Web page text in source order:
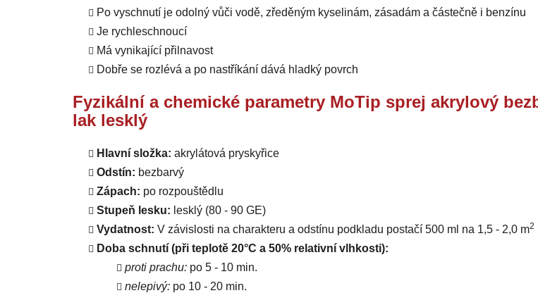
Po vyschnutí je odolný vůči vodě, zředěným kyselinám, zásadám a částečně i benzínu
Je rychleschnoucí
Má vynikající přilnavost
Dobře se rozlévá a po nastříkání dává hladký povrch
Fyzikální a chemické parametry MoTip sprej akrylový
lak lesklý
Hlavní složka: akrylátová pryskyřice
Odstín: bezbarvý
Zápach: po rozpouštědlu
Stupeň lesku: lesklý (80 - 90 GE)
Vydatnost: V závislosti na charakteru a odstínu podkladu postačí 500 ml na 1,5 - 2,0 m2
Doba schnutí (při teplotě 20°C a 50% relativní vlhkosti):
proti prachu: po 5 - 10 min.
nelepivý: po 10 - 20 min.